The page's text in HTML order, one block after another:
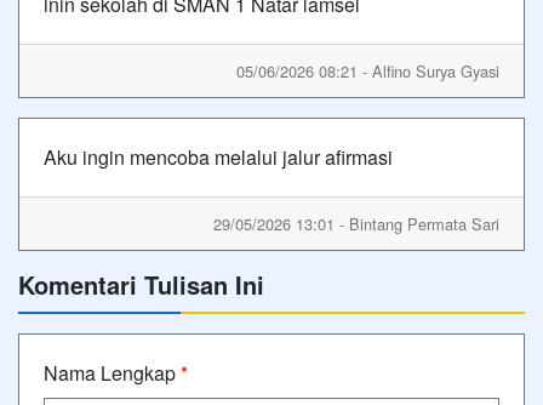
05/06/2026 08:21 - Alfino Surya Gyasi
Aku ingin mencoba melalui jalur afirmasi
29/05/2026 13:01 - Bintang Permata Sari
Komentari Tulisan Ini
Nama Lengkap*